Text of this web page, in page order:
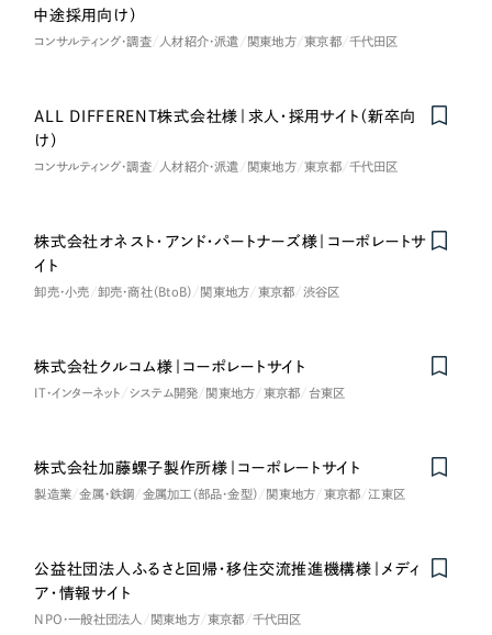
中途採用向け）
コンサルティング・調査 人材紹介・派遣 関東地方 東京都 千代田区
ALL DIFFERENT株式会社様｜求人・採用サイト（新卒向
け）
コンサルティング・調査 人材紹介・派遣 関東地方 東京都 千代田区
株式会社オネスト・アンド・パートナーズ様｜コーポレートサ
イト
卸売・小売 卸売・商社（BtoB） 関東地方 東京都 渋谷区
Nominee
株式会社クルコム様｜コーポレートサイト
IT・インターネット システム開発 関東地方 東京都 台東区
株式会社加藤螺子製作所様｜コーポレートサイト
製造業 金属・鉄鋼 金属加工（部品・金型） 関東地方 東京都 江東区
公益社団法人ふるさと回帰・移住交流推進機構様｜メディ
ア・情報サイト
NPO・一般社団法人 関東地方 東京都 千代田区